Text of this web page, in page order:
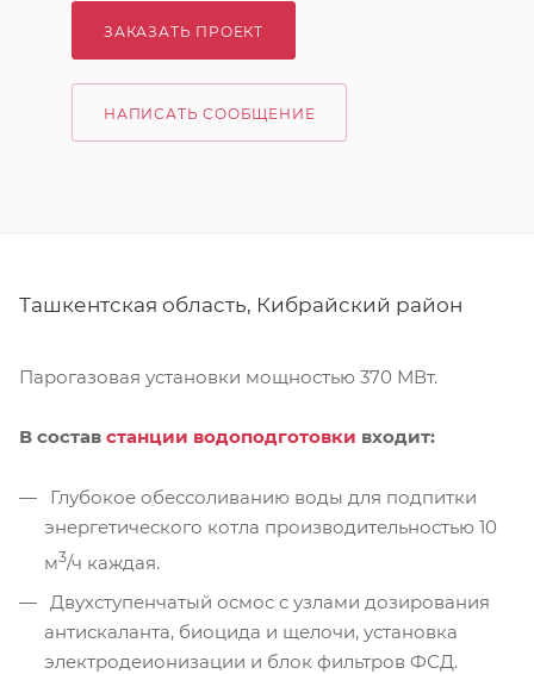
ЗАКАЗАТЬ ПРОЕКТ
НАПИСАТЬ СООБЩЕНИЕ
Ташкентская область, Кибрайский район
Парогазовая установки мощностью 370 МВт.
В состав станции водоподготовки входит:
Глубокое обессоливанию воды для подпитки
энергетического котла производительностью 10
м3/ч каждая.
Двухступенчатый осмос с узлами дозирования
антискаланта, биоцида и щелочи, установка
электродеионизации и блок фильтров ФСД.